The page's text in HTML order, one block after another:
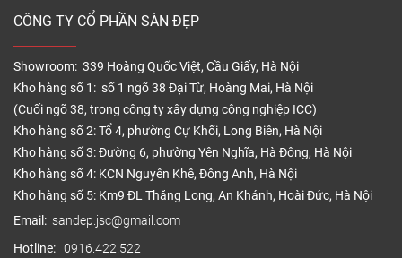
trở nên ấm áp và sang trọng hơn.
Chất liệu và độ bền
CÔNG TY CỔ PHẦN SÀN ĐẸP
Showroom: 339 Hoàng Quốc Việt, Cầu Giấy, Hà Nội
Kho hàng số 1: số 1 ngõ 38 Đại Từ, Hoàng Mai, Hà Nội
(Cuối ngõ 38, trong công ty xây dựng công nghiệp ICC)
Kho hàng số 2: Tổ 4, phường Cự Khối, Long Biên, Hà Nội
Kho hàng số 3: Đường 6, phường Yên Nghĩa, Hà Đông, Hà Nội
Kho hàng số 4: KCN Nguyên Khê, Đông Anh, Hà Nội
Kho hàng số 5: Km9 ĐL Thăng Long, An Khánh, Hoài Đức, Hà Nội
Email: sandep.jsc@gmail.com
Hotline: 0916.422.522